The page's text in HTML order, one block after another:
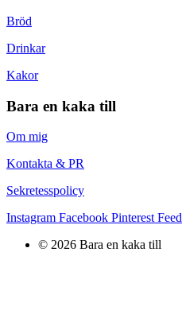
Bröd
Drinkar
Kakor
Bara en kaka till
Om mig
Kontakta & PR
Sekretesspolicy
Instagram Facebook Pinterest Feed
© 2026 Bara en kaka till